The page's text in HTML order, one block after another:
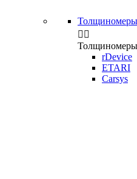
 
rDevice
ETARI
Carsys